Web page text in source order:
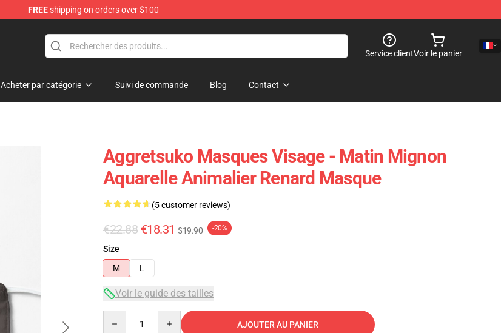
FREEshipping on orders over $100
Service clientVoir le panier
Acheter par catégorie Suivi de commande Blog Contact
Aggretsuko Masques Visage - Matin Mignon
Aquarelle Animalier Renard Masque
(5 customer reviews)
€22.88 €18.31 $19.90 -20%
Size
M
L
Voir le guide des tailles
AJOUTER AU PANIER